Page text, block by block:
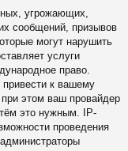
угрожающих,
сообщений, призывов
могут нарушить
услуги
право.
к вашему
этом ваш провайдер
это нужным. IP-
проведения